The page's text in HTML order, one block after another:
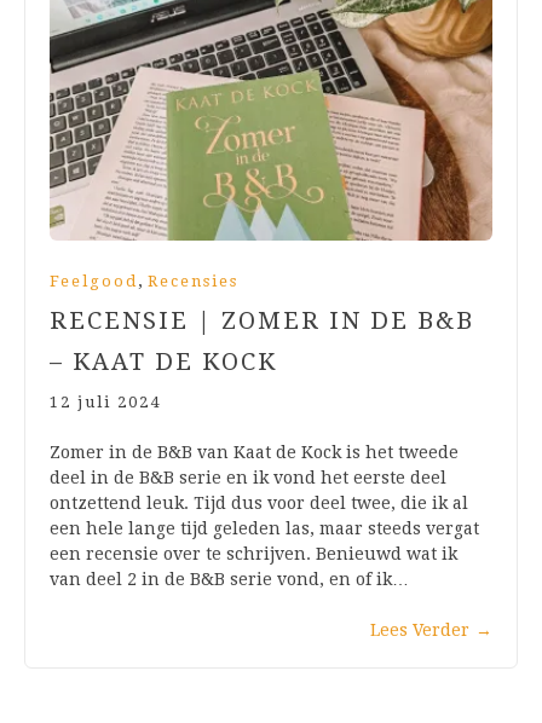
Feelgood , Recensies
RECENSIE | ZOMER IN DE B&B
– KAAT DE KOCK
12 juli 2024
Zomer in de B&B van Kaat de Kock is het tweede
deel in de B&B serie en ik vond het eerste deel
ontzettend leuk. Tijd dus voor deel twee, die ik al
een hele lange tijd geleden las, maar steeds vergat
een recensie over te schrijven. Benieuwd wat ik
van deel 2 in de B&B serie vond, en of ik…
Lees Verder →